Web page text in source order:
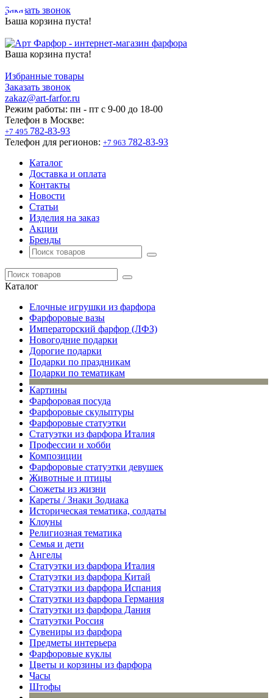
Заказать звонок
Ваша корзина пуста!
Ваша корзина пуста!
Избранные товары
Заказать звонок
zakaz@art-farfor.ru
Режим работы: пн - пт c 9-00 до 18-00
Телефон в Москве:
+7 495 782-83-93
Телефон для регионов: +7 963 782-83-93
Каталог
Доставка и оплата
Контакты
Новости
Статьи
Изделия на заказ
Акции
Бренды
Каталог
Елочные игрушки из фарфора
Фарфоровые вазы
Императорский фарфор (ЛФЗ)
Новогодние подарки
Дорогие подарки
Подарки по праздникам
Подарки по тематикам
Картины
Фарфоровая посуда
Фарфоровые скульптуры
Фарфоровые статуэтки
Статуэтки из фарфора Италия
Профессии и хобби
Композиции
Фарфоровые статуэтки девушек
Животные и птицы
Сюжеты из жизни
Кареты / Знаки Зодиака
Историческая тематика, солдаты
Клоуны
Религиозная тематика
Семья и дети
Ангелы
Статуэтки из фарфора Италия
Статуэтки из фарфора Китай
Статуэтки из фарфора Испания
Статуэтки из фарфора Германия
Статуэтки из фарфора Дания
Статуэтки Россия
Сувениры из фарфора
Предметы интерьера
Фарфоровые куклы
Цветы и корзины из фарфора
Часы
Штофы